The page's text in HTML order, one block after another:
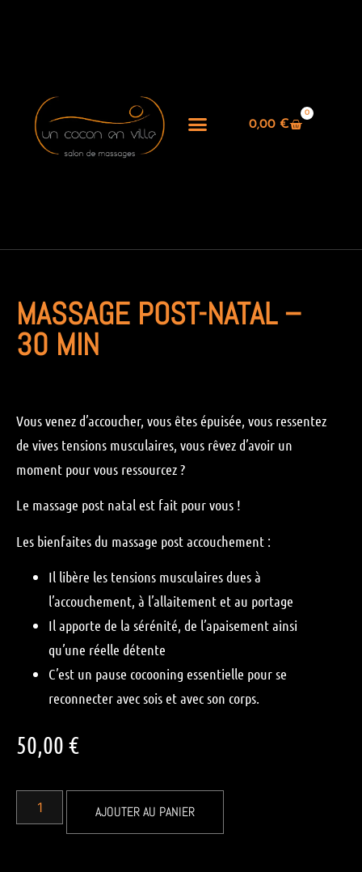
0,00 €
0
MASSAGE POST-NATAL –
30 MIN
Vous venez d’accoucher, vous êtes épuisée, vous ressentez
de vives tensions musculaires, vous rêvez d’avoir un
moment pour vous ressourcez ?
Le massage post natal est fait pour vous !
Les bienfaites du massage post accouchement :
Il libère les tensions musculaires dues à
l’accouchement, à l’allaitement et au portage
Il apporte de la sérénité, de l’apaisement ainsi
qu’une réelle détente
C’est un pause cocooning essentielle pour se
reconnecter avec sois et avec son corps.
50,00€
AJOUTER AU PANIER